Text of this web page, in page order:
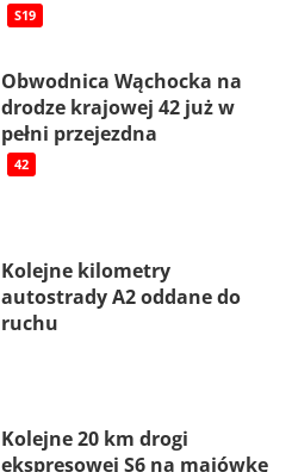
S19
Obwodnica Wąchocka na
drodze krajowej 42 już w
pełni przejezdna
42
Kolejne kilometry
autostrady A2 oddane do
ruchu
Kolejne 20 km drogi
ekspresowej S6 na majówkę